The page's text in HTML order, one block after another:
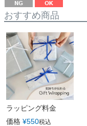
おすすめ商品
ラッピング料金
価格 ¥550税込